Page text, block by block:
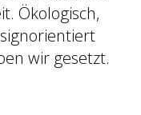
Ökologisch,
wir gesetzt.